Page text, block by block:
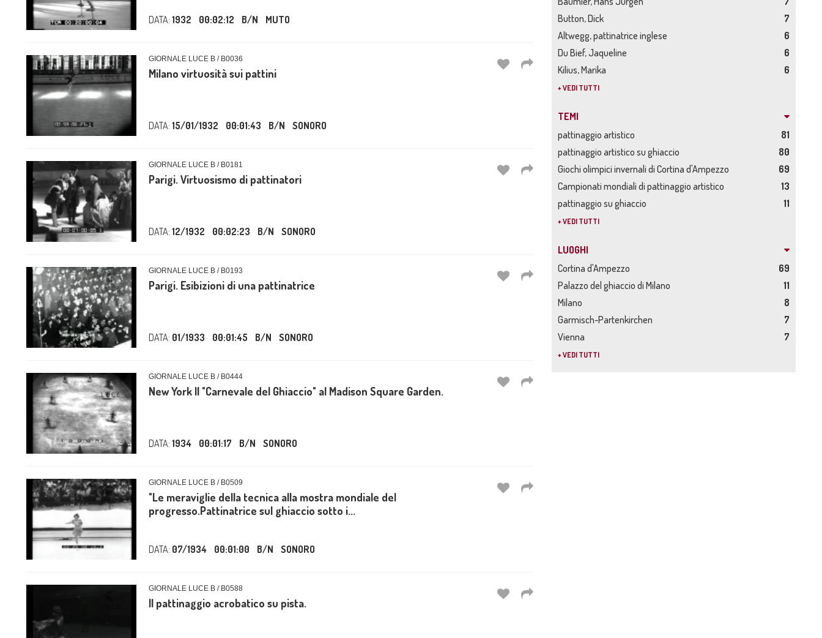
DATA: 1932 00:02:12 B/N MUTO
GIORNALE LUCE B / B0036
Milano virtuosità sui pattini
DATA: 15/01/1932 00:01:43 B/N SONORO
GIORNALE LUCE B / B0181
Parigi. Virtuosismo di pattinatori
DATA: 12/1932 00:02:23 B/N SONORO
GIORNALE LUCE B / B0193
Parigi. Esibizioni di una pattinatrice
DATA: 01/1933 00:01:45 B/N SONORO
GIORNALE LUCE B / B0444
New York Il "Carnevale del Ghiaccio" al Madison Square Garden.
DATA: 1934 00:01:17 B/N SONORO
GIORNALE LUCE B / B0509
"Le meraviglie della tecnica alla mostra mondiale del
progresso.Pattinatrice sul ghiaccio sotto i...
DATA: 07/1934 00:01:00 B/N SONORO
GIORNALE LUCE B / B0588
Il pattinaggio acrobatico su pista.
Button, Dick
7
Altwegg, pattinatrice inglese
6
Du Bief, Jaqueline
6
Kilius, Marika
6
+ VEDI TUTTI
TEMI
pattinaggio artistico
81
pattinaggio artistico su ghiaccio
80
Giochi olimpici invernali di Cortina d'Ampezzo
69
Campionati mondiali di pattinaggio artistico
13
pattinaggio su ghiaccio
11
+ VEDI TUTTI
LUOGHI
Cortina d'Ampezzo
69
Palazzo del ghiaccio di Milano
11
Milano
8
Garmisch-Partenkirchen
7
Vienna
7
+ VEDI TUTTI